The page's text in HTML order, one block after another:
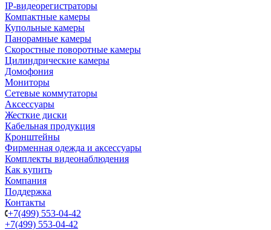
IP-видеорегистраторы
Компактные камеры
Купольные камеры
Панорамные камеры
Скоростные поворотные камеры
Цилиндрические камеры
Домофония
Мониторы
Сетевые коммутаторы
Аксессуары
Жесткие диски
Кабельная продукция
Кронштейны
Фирменная одежда и аксессуары
Комплекты видеонаблюдения
Как купить
Компания
Поддержка
Контакты
+7(499) 553-04-42
+7(499) 553-04-42